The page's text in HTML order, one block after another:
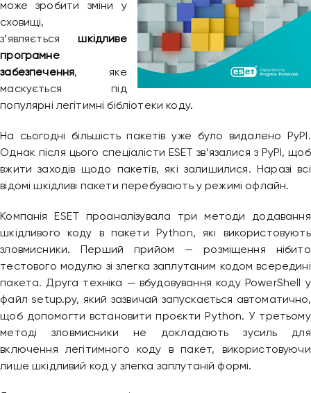
може зробити зміни у
сховищі,
з’являєтьсяшкідливе
програмне
забезпечення, яке
маскується під
популярні легітимні бібліотеки коду.
На сьогодні більшість пакетів уже було видалено PyPI.
Однак після цього спеціалісти ESET зв’язалися з PyPI, щоб
вжити заходів щодо пакетів, які залишилися. Наразі всі
відомі шкідливі пакети перебувають у режимі офлайн.
Компанія ESET проаналізувала три методи додавання
шкідливого коду в пакети Python, які використовують
зловмисники. Перший прийом — розміщення нібито
тестового модулю зі злегка заплутаним кодом всередині
пакета. Друга техніка — вбудовування коду PowerShell у
файл setup.py, який зазвичай запускається автоматично,
щоб допомогти встановити проєкти Python. У третьому
методі зловмисники не докладають зусиль для
включення легітимного коду в пакет, використовуючи
лише шкідливий код у злегка заплутаній формі.